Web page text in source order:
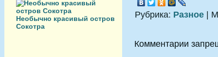
Необычно красивый остров
Сокотра
Рубрика: Разное |
Комментарии